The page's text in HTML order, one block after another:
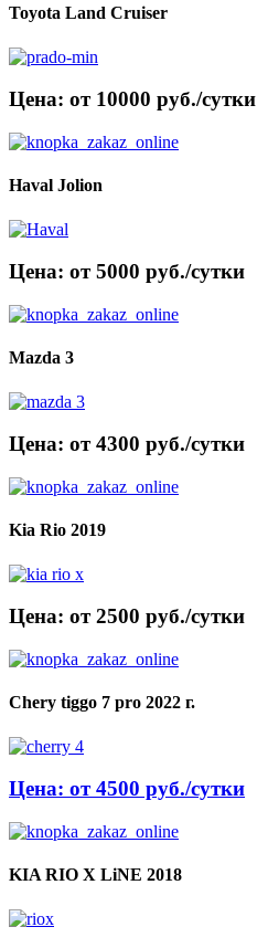
Toyota Land Cruiser
Цена: от 10000 руб./сутки
Haval Jolion
Цена: от 5000 руб./сутки
Mazda 3
Цена: от 4300 руб./сутки
Kia Rio 2019
Цена: от 2500 руб./сутки
Chery tiggo 7 pro 2022 г.
Цена: от 4500 руб./сутки
KIA RIO X LiNE 2018